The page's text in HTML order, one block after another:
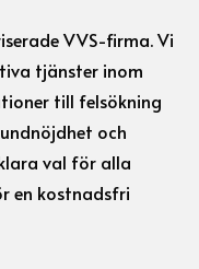
VVS-firma. Vi
tjänster inom
till felsökning
och
val för alla
en kostnadsfri